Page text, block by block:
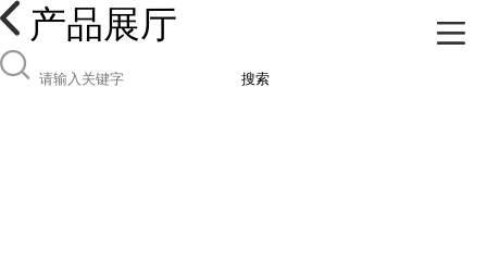
产品展厅
搜索